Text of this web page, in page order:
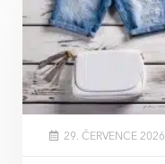
29. ČERVENCE 2026